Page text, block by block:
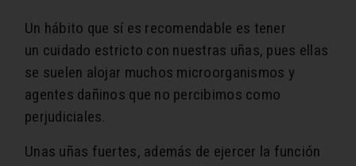
Un hábito que sí es recomendable es tener
un cuidado estricto con nuestras uñas, pues ellas
se suelen alojar muchos microorganismos y
agentes dañinos que no percibimos como
perjudiciales.
Unas uñas fuertes, además de ejercer la función